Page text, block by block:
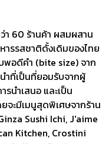
า 60 ร้านค้า ผสมผสาน
ารรสชาติดั้งเดิมของไทย
พอดีคำ (bite size) จาก
ำที่เป็นที่ยอมรับจากผู้
รนำเสนอ และเป็น
จะมีเมนูสุดพิเศษจากร้าน
Sushi Ichi, J'aime
Kitchen, Crostini